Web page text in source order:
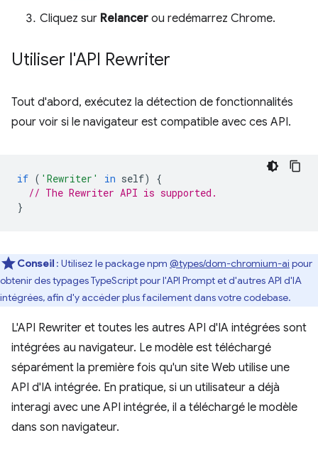
Cliquez sur Relancer ou redémarrez Chrome.
Utiliser l'API Rewriter
Tout d'abord, exécutez la détection de fonctionnalités
pour voir si le navigateur est compatible avec ces API.
if ( 'Rewriter' in self)
{
// The Rewriter API is supported.
}
Conseil : Utilisez le package npm @types/dom-chromium-ai pour
obtenir des typages TypeScript pour l'API Prompt et d'autres API d'IA
intégrées, afin d'y accéder plus facilement dans votre codebase.
L'API Rewriter et toutes les autres API d'IA intégrées sont
intégrées au navigateur. Le modèle est téléchargé
séparément la première fois qu'un site Web utilise une
API d'IA intégrée. En pratique, si un utilisateur a déjà
interagi avec une API intégrée, il a téléchargé le modèle
dans son navigateur.